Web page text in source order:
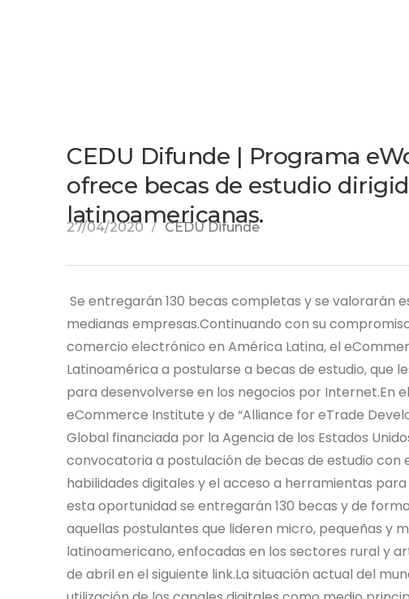
CEDU Difunde | Programa
ofrece becas de estudio
latinoamericanas.
27/04/2020 CEDU Difunde
Se entregarán 130 becas completas y se valorarán
medianas empresas.Continuando con su
comercio electrónico en América Latina, el
Latinoamérica a postularse a becas de estudio, que
para desenvolverse en los negocios por Internet.En
eCommerce Institute y de “Alliance for eTrade
Global financiada por la Agencia de los Estados
convocatoria a postulación de becas de estudio con
habilidades digitales y el acceso a herramientas
esta oportunidad se entregarán 130 becas y de
aquellas postulantes que lideren micro, pequeñas y
latinoamericano, enfocadas en los sectores rural y
de abril en el siguiente link.La situación actual del